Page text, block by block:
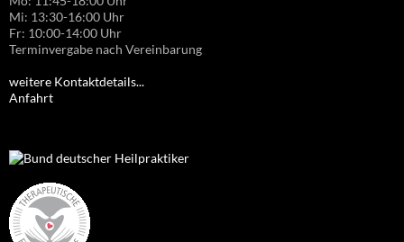
Mi: 13:30-16:00 Uhr
Fr: 10:00-14:00 Uhr
Terminvergabe nach Vereinbarung
weitere Kontaktdetails...
Anfahrt